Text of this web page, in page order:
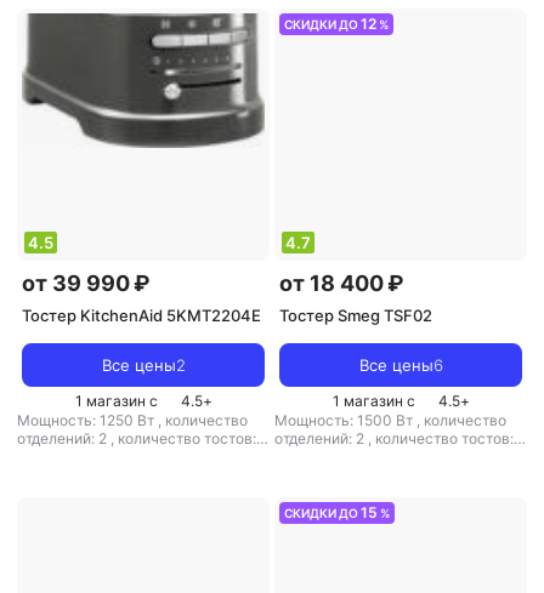
4.5
от 39 990 ₽
Тостер KitchenAid 5KMT2204E
Все цены2
1 магазин с 4.5+
Мощность: 1250 Вт , количество
отделений: 2 , количество тостов: 2
СКИДКИ ДО12 %
4.7
от 18 400 ₽
Тостер Smeg TSF02
Все цены6
1 магазин с 4.5+
Мощность: 1500 Вт , количество
отделений: 2 , количество тостов: 4
СКИДКИ ДО15 %